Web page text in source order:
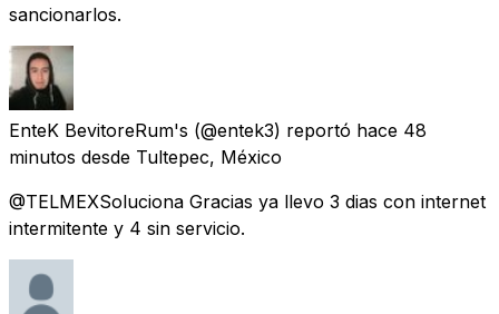
sancionarlos.
EnteK BevitoreRum's (@entek3) reportó hace 48
minutos desde Tultepec, México
@TELMEXSoluciona Gracias ya llevo 3 dias con internet
intermitente y 4 sin servicio.